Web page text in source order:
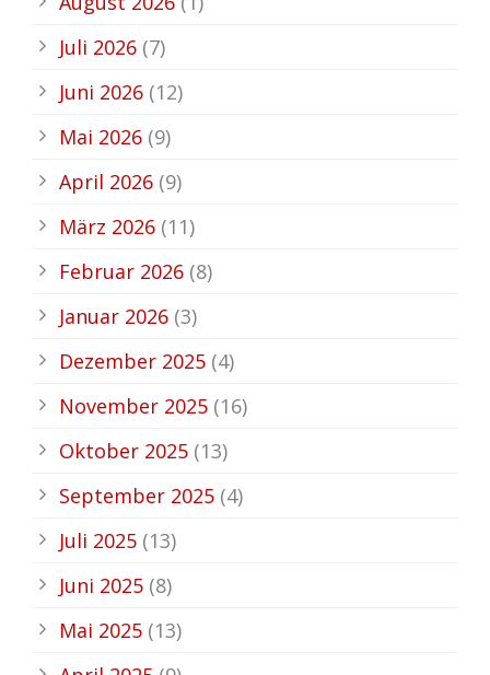
Juli 2026 (7)
Juni 2026 (12)
Mai 2026 (9)
April 2026 (9)
März 2026 (11)
Februar 2026 (8)
Januar 2026 (3)
Dezember 2025 (4)
November 2025 (16)
Oktober 2025 (13)
September 2025 (4)
Juli 2025 (13)
Juni 2025 (8)
Mai 2025 (13)